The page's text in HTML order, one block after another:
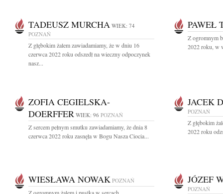
TADEUSZ MURCHA WIEK: 74
POZNAŃ
Z głębokim żalem zawiadamiamy, że w dniu 16
czerwca 2022 roku odszedł na wieczny odpoczynek
nasz...
PAWEŁ
Z ogromnym
2022 roku, w
ZOFIA CEGIELSKA-
DOERFFER WIEK: 96 POZNAŃ
Z sercem pełnym smutku zawiadamiamy, że dnia 8
czerwca 2022 roku zasnęła w Bogu Nasza Ciocia...
JACEK
POZNAŃ
Z głębokim
2022 roku
WIESŁAWA NOWAK POZNAŃ JÓZEF
POZNAŃ